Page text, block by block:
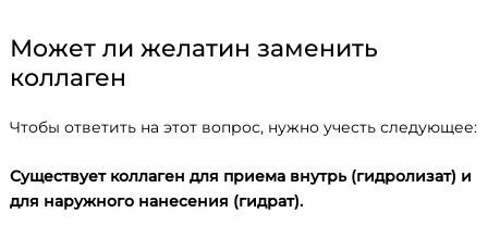
Может ли желатин заменить
коллаген
Чтобы ответить на этот вопрос, нужно учесть следующее:
Существует коллаген для приема внутрь (гидролизат) и
для наружного нанесения (гидрат).